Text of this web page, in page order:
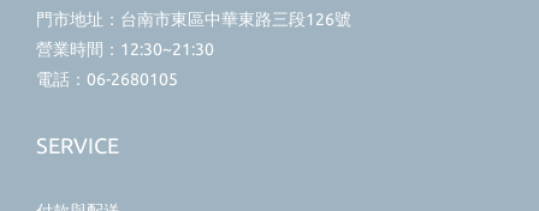
門市地址：台南市東區中華東路三段126號
營業時間：12:30~21:30
電話：06-2680105
SERVICE